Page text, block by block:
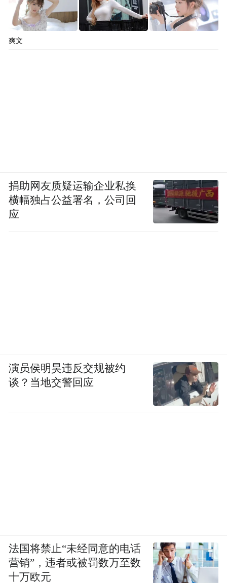
space services.”
爽文
捐助网友质疑运输企业私换
横幅独占公益署名，公司回
应
演员侯明昊违反交规被约
谈？当地交警回应
法国将禁止“未经同意的电话
营销”，违者或被罚数万至数
十万欧元